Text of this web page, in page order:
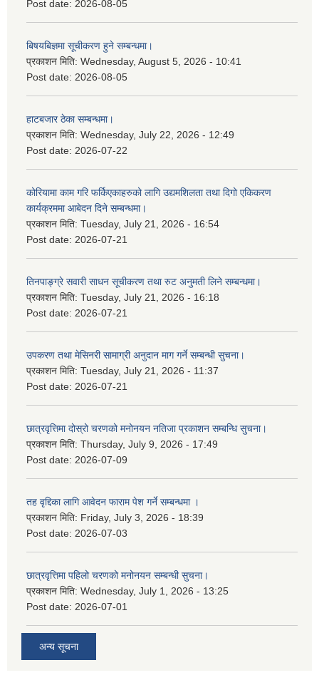
Post date: 2026-08-05
बिषयबिज्ञमा सूचीकरण हुने सम्बन्धमा।
प्रकाशन मिति: Wednesday, August 5, 2026 - 10:41
Post date: 2026-08-05
हाटबजार ठेका सम्बन्धमा।
प्रकाशन मिति: Wednesday, July 22, 2026 - 12:49
Post date: 2026-07-22
कोरियामा काम गरि फर्किएकाहरुको लागि उद्यमशिलता तथा दिगो एकिकरण
कार्यक्रममा आबेदन दिने सम्बन्धमा।
प्रकाशन मिति: Tuesday, July 21, 2026 - 16:54
Post date: 2026-07-21
तिनपाङ्ग्रे सवारी साधन सूचीकरण तथा रुट अनुमती लिने सम्बन्धमा।
प्रकाशन मिति: Tuesday, July 21, 2026 - 16:18
Post date: 2026-07-21
उपकरण तथा मेसिनरी सामाग्री अनुदान माग गर्ने सम्बन्धी सुचना।
प्रकाशन मिति: Tuesday, July 21, 2026 - 11:37
Post date: 2026-07-21
छात्रवृत्तिमा दोस्रो चरणको मनोनयन नतिजा प्रकाशन सम्बन्धि सुचना।
प्रकाशन मिति: Thursday, July 9, 2026 - 17:49
Post date: 2026-07-09
तह वृद्दिका लागि आवेदन फाराम पेश गर्ने सम्बन्धमा ।
प्रकाशन मिति: Friday, July 3, 2026 - 18:39
Post date: 2026-07-03
छात्रवृत्तिमा पहिलो चरणको मनोनयन सम्बन्धी सुचना।
प्रकाशन मिति: Wednesday, July 1, 2026 - 13:25
Post date: 2026-07-01
अन्य सूचना